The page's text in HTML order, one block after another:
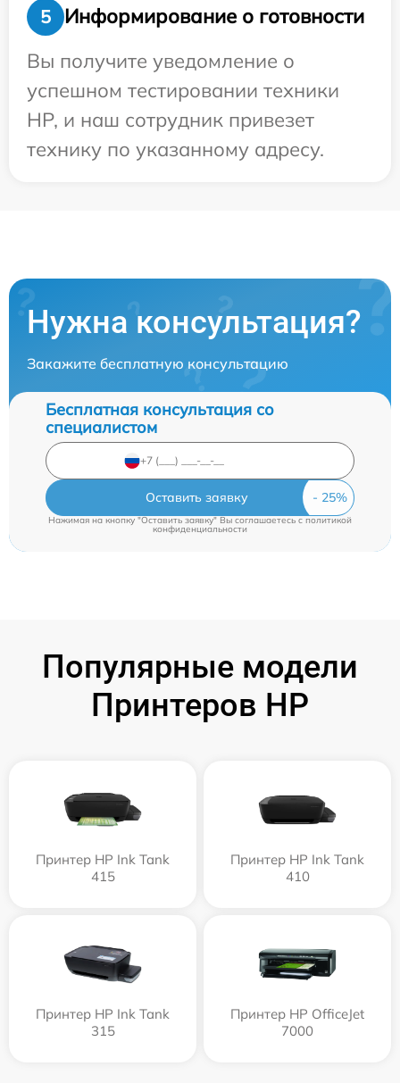
5
Информирование о готовности
Вы получите уведомление о
успешном тестировании техники
HP, и наш сотрудник привезет
технику по указанному адресу.
Нужна консультация?
Закажите бесплатную консультацию
Бесплатная консультация со
специалистом
Оставить заявку
Нажимая на кнопку "Оставить заявку" Вы соглашаетесь cполитикой
конфиденциальности
Популярные модели
Принтеров HP
Принтер HP Ink Tank
415
Принтер HP Ink Tank
410
Принтер HP Ink Tank
315
Принтер HP OfficeJet
7000